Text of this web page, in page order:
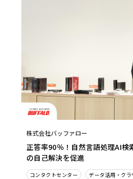
株式会社バッファロー
正答率90％！自然言語処理AI検
の自己解決を促進
コンタクトセンター データ活用・クラ